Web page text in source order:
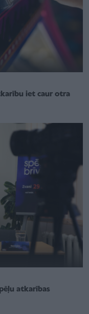
iet caur otra
atkarības